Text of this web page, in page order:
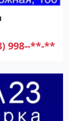
998--**-**